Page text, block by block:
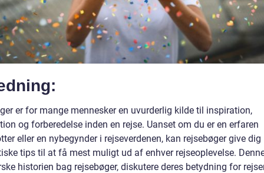
er for mange mennesker en uvurderlig kilde til inspiration,
og forberedelse inden en rejse. Uanset om du er en erfaren
eller en nybegynder i rejseverdenen, kan rejsebøger give
tips til at få mest muligt ud af enhver rejseoplevelse.
historien bag rejsebøger, diskutere deres betydning for